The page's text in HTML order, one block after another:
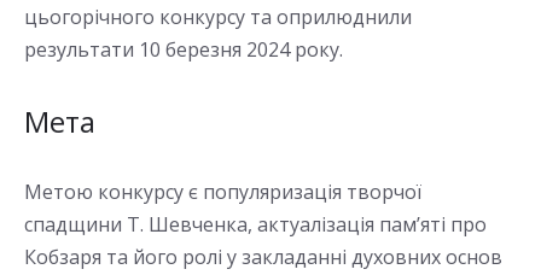
цьогорічного конкурсу та оприлюднили
результати 10 березня 2024 року.
Мета
Метою конкурсу є популяризація творчої
спадщини Т. Шевченка, актуалізація пам’яті про
Кобзаря та його ролі у закладанні духовних основ